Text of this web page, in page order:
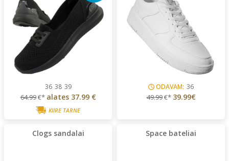
36 38 39
64.99€* alates37.99 €
KIIRE TARNE
ODAVAM: 36
49.99€* 39.99€
Clogs sandalai Space bateliai